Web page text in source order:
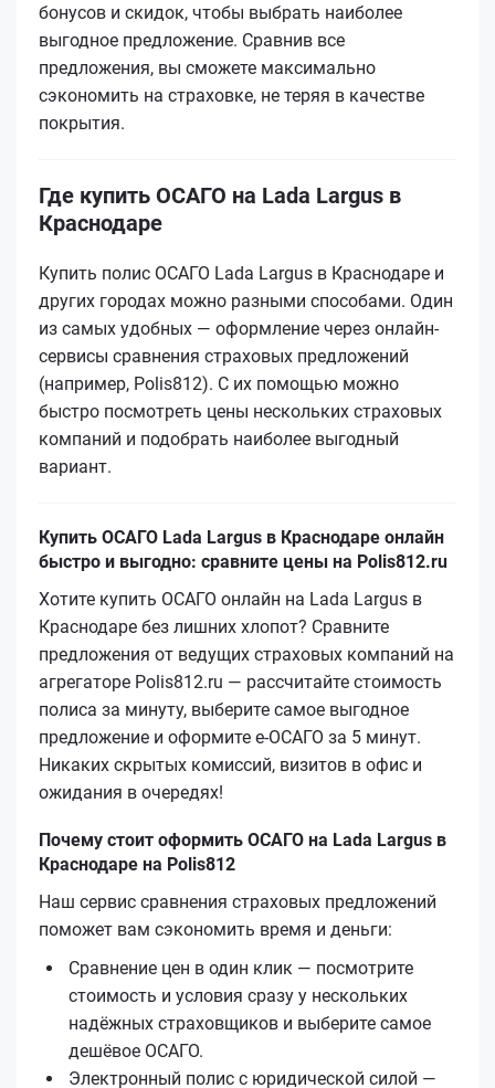
бонусов и скидок, чтобы выбрать наиболее
выгодное предложение. Сравнив все
предложения, вы сможете максимально
сэкономить на страховке, не теряя в качестве
покрытия.
Где купить ОСАГО на Lada Largus в
Краснодаре
Купить полис ОСАГО Lada Largus в Краснодаре и
других городах можно разными способами. Один
из самых удобных — оформление через онлайн-
сервисы сравнения страховых предложений
(например, Polis812). С их помощью можно
быстро посмотреть цены нескольких страховых
компаний и подобрать наиболее выгодный
вариант.
Купить ОСАГО Lada Largus в Краснодаре онлайн
быстро и выгодно: сравните цены на Polis812.ru
Хотите купить ОСАГО онлайн на Lada Largus в
Краснодаре без лишних хлопот? Сравните
предложения от ведущих страховых компаний на
агрегаторе Polis812.ru — рассчитайте стоимость
полиса за минуту, выберите самое выгодное
предложение и оформите е‑ОСАГО за 5 минут.
Никаких скрытых комиссий, визитов в офис и
ожидания в очередях!
Почему стоит оформить ОСАГО на Lada Largus в
Краснодаре на Polis812
Наш сервис сравнения страховых предложений
поможет вам сэкономить время и деньги:
Сравнение цен в один клик — посмотрите
стоимость и условия сразу у нескольких
надёжных страховщиков и выберите самое
дешёвое ОСАГО.
Электронный полис с юридической силой —